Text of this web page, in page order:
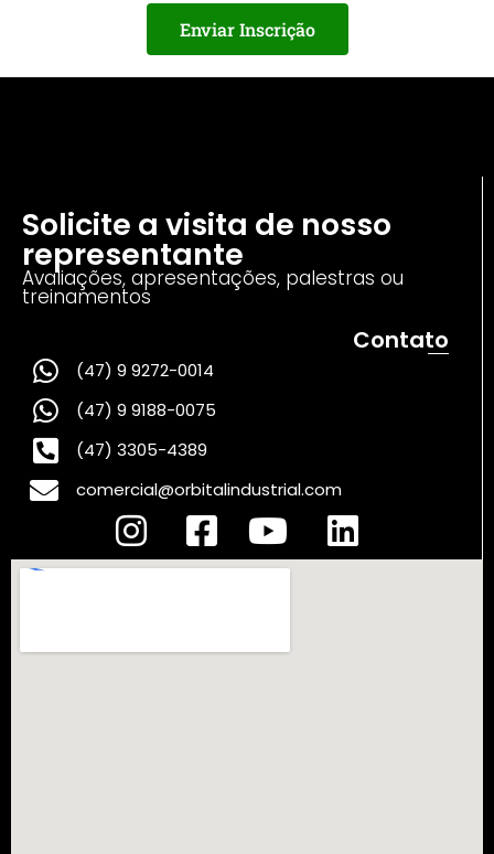
Enviar Inscrição
Solicite a visita de nosso
representante
Avaliações, apresentações, palestras ou
treinamentos
Contato
(47) 9 9272-0014
(47) 9 9188-0075
(47) 3305-4389
comercial@orbitalindustrial.com